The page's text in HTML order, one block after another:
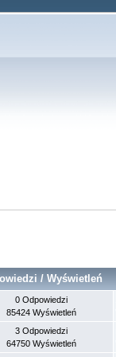
/ Wyświetleń
0 Odpowiedzi
85424 Wyświetleń
3 Odpowiedzi
64750 Wyświetleń